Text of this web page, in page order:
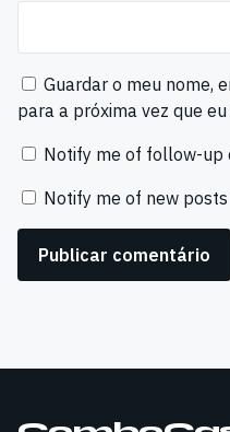
Guardar o meu nome,
para a próxima vez que
Notify me of follow-up
Notify me of new